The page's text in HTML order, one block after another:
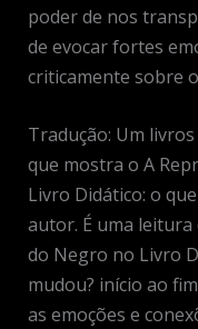
poder de nos
de evocar fortes
criticamente sobre
Tradução: Um
que mostra o A
Livro Didático: o
autor. É uma leitura
do Negro no Livro
mudou? início ao
as emoções e